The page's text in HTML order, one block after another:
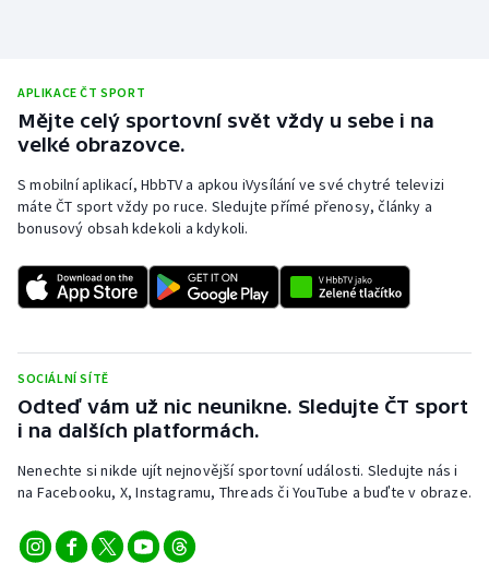
Stolní tenis
Veslování
Vodní slalom
Ostatní
APLIKACE ČT SPORT
Mějte celý sportovní svět vždy u sebe i na
velké obrazovce.
S mobilní aplikací, HbbTV a apkou iVysílání ve své chytré televizi
máte ČT sport vždy po ruce. Sledujte přímé přenosy, články a
bonusový obsah kdekoli a kdykoli.
SOCIÁLNÍ SÍTĚ
Odteď vám už nic neunikne. Sledujte ČT sport
i na dalších platformách.
Nenechte si nikde ujít nejnovější sportovní události. Sledujte nás i
na Facebooku, X, Instagramu, Threads či YouTube a buďte v obraze.